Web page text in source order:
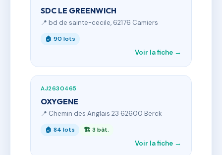
SDC LE GREENWICH
📍 bd de sainte-cecile, 62176 Camiers
🏠 90 lots
Voir la fiche →
AJ2630465
OXYGENE
📍 Chemin des Anglais 23 62600 Berck
🏠 84 lots 🏗 3 bât.
Voir la fiche →